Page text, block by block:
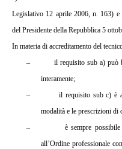
Legislativo 12 aprile 2006, n. 163) e
del Presidente della Repubblica 5
In materia di accreditamento del
– il requisito sub a) può
interamente;
– il requisito sub c) è
modalità e le prescrizioni di
– è sempre
all’Ordine professionale